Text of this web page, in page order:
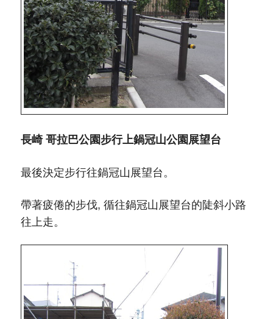
長崎 哥拉巴公園步行上鍋冠山公園展望台
最後決定步行往鍋冠山展望台。
帶著疲倦的步伐, 循往鍋冠山展望台的陡斜小路
往上走。